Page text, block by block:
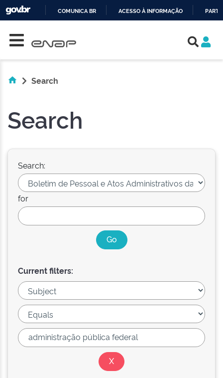
COMUNICA BR ACESSO À INFORMAÇÃO
Search
Search
Search:
for
Current filters: